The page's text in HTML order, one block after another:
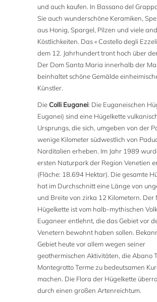
und auch kaufen. In Bassano del
Sie auch wunderschöne Keramiken,
aus Honig, Spargel, Pilzen und viele
Köstlichkeiten. Das « Castello degli
dem 12. Jahrhundert tront hoch über
Der Dom Santa Maria innerhalb der
beinhaltet schöne Gemälde
Künstler.
DieColli Euganei: Die Euganeischen
Euganei) sind eine Hügelkette
Ursprungs, die sich, umgeben von der
wenige Kilometer südwestlich von
Norditalien erheben. Im Jahr 1989
ersten Naturpark der Region Venetien
(Fläche: 18.694 Hektar). Die gesamte
hat im Durchschnitt eine Länge von
und Breite von zirka 12 Kilometern. Der
Hügelkette ist vom halb-mythischen
Euganeer entlehnt, die das Gebiet vor
Venetern bewohnt haben sollen.
Gebiet heute vor allem wegen seiner
geothermischen Aktivitäten, die Abano
Montegrotto Terme zu bedeutsamen
machen. Die Flora der Hügelkette
durch einen großen Artenreichtum.